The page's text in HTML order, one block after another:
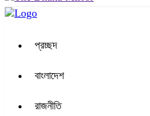
প্রচ্ছদ
বাংলাদেশ
রাজনীতি